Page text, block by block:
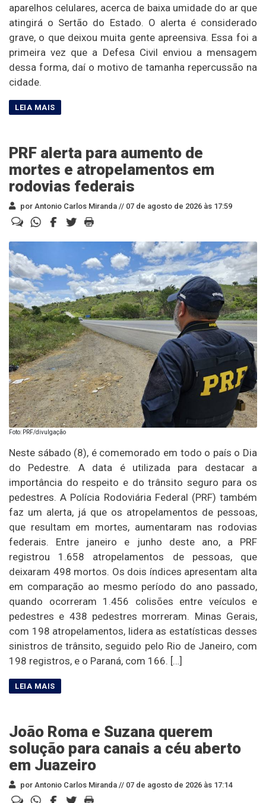
aparelhos celulares, acerca de baixa umidade do ar que
atingirá o Sertão do Estado. O alerta é considerado
grave, o que deixou muita gente apreensiva. Essa foi a
primeira vez que a Defesa Civil enviou a mensagem
dessa forma, daí o motivo de tamanha repercussão na
cidade.
PRF alerta para aumento de
mortes e atropelamentos em
rodovias federais
por Antonio Carlos Miranda // 07 de agosto de 2026 às 17:59
Foto: PRF/divulgação
Neste sábado (8), é comemorado em todo o país o Dia
do Pedestre. A data é utilizada para destacar a
importância do respeito e do trânsito seguro para os
pedestres. A Polícia Rodoviária Federal (PRF) também
faz um alerta, já que os atropelamentos de pessoas,
que resultam em mortes, aumentaram nas rodovias
federais. Entre janeiro e junho deste ano, a PRF
registrou 1.658 atropelamentos de pessoas, que
deixaram 498 mortos. Os dois índices apresentam alta
em comparação ao mesmo período do ano passado,
quando ocorreram 1.456 colisões entre veículos e
pedestres e 438 pedestres morreram. Minas Gerais,
com 198 atropelamentos, lidera as estatísticas desses
sinistros de trânsito, seguido pelo Rio de Janeiro, com
198 registros, e o Paraná, com 166. […]
João Roma e Suzana querem
solução para canais a céu aberto
em Juazeiro
por Antonio Carlos Miranda // 07 de agosto de 2026 às 17:14